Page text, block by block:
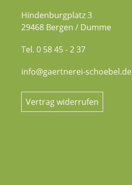
Hindenburgplatz 3
29468 Bergen / Dumme
Tel. 0 58 45 - 2 37
info@gaertnerei-schoebel.de
Vertrag widerrufen